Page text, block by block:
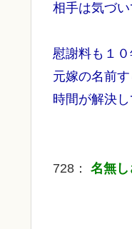
相手は気づ
慰謝料も１０
元嫁の名前
時間が解決
728： 名無し